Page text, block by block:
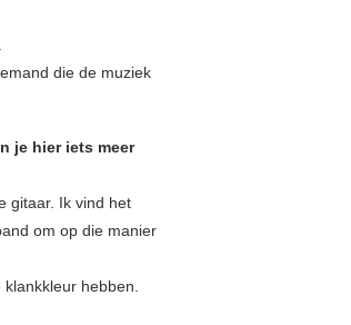
die de muziek
je hier iets meer
gitaar. Ik vind het
om op die manier
hebben.